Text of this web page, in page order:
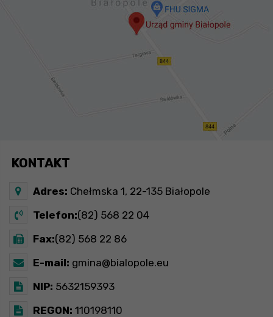
KONTAKT
Adres: Chełmska 1, 22-135 Białopole
Telefon:(82) 568 22 04
Fax:(82) 568 22 86
E-mail: gmina@bialopole.eu
NIP: 5632159393
REGON: 110198110